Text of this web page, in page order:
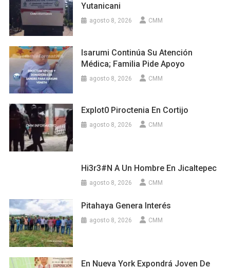
Yutanicani
agosto 8, 2026 CMM
Isarumi Continúa Su Atención
Médica; Familia Pide Apoyo
agosto 8, 2026 CMM
Explot0 Piroctenia En Cortijo
agosto 8, 2026 CMM
Hi3r3#n A Un Hombre En Jicaltepec
agosto 8, 2026 CMM
Pitahaya Genera Interés
agosto 8, 2026 CMM
En Nueva York Expondrá Joven De